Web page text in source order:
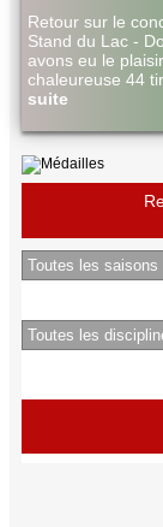
Retour sur le
Stand du Lac -
avons eu le
chaleureuse 44
suite